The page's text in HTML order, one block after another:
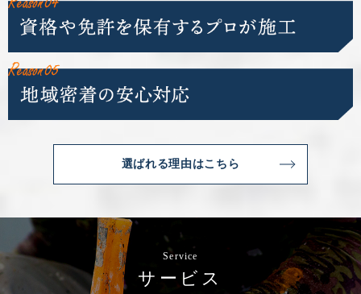
選ばれる理由はこちら
Service
サービス